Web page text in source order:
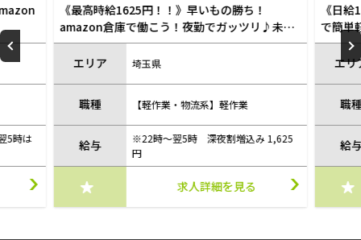
5時は
《最高時給1625円！！》早いもの勝ち！
amazon倉庫で働こう！夜勤でガッツリ♪未経
験OK◎
エリア
埼玉県
職種 【軽作業・物流系】軽作業
給与
※22時～翌5時 深夜割増込み 1,625
円
求人詳細を見る
《日
で簡単
エリ
職
給